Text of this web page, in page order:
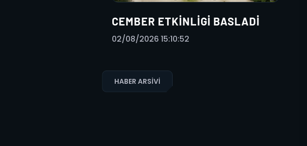
CEMBER ETKINLIGI BASLADI
02/08/2026 15:10:52
HABER ARSIVI